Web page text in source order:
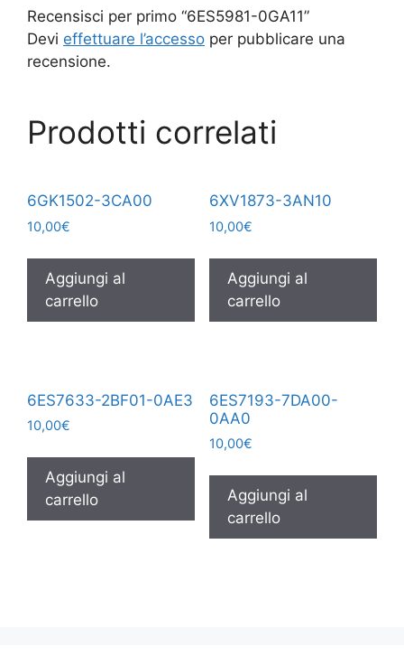
Recensisci per primo “6ES5981-0GA11”
Devi effettuare l’accesso per pubblicare una
recensione.
Prodotti correlati
6GK1502-3CA00
10,00€
Aggiungi al
carrello
6XV1873-3AN10
10,00€
Aggiungi al
carrello
6ES7633-2BF01-0AE3
10,00€
Aggiungi al
carrello
6ES7193-7DA00-
0AA0
10,00€
Aggiungi al
carrello